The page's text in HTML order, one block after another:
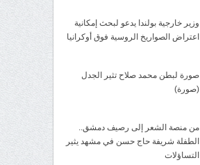
وزير خارجية بولندا يدعو لبحث إمكانية
اعتراض الصواريخ الروسية فوق أوكرانيا
صورة لبطن محمد صلاح تثير الجدل
(صورة)
من منصة الشعر إلى رصيف دمشق..
الطفلة شريفة حاج حسن في مشهد يثير
التساؤلات